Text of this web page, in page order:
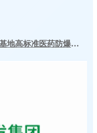
贝达药业（嵊州）创新药产业化基地高标准医药防爆冷库建造工程案例